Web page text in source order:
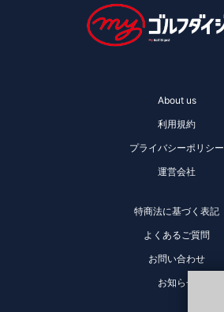
About us
利用規約
プライバシーポリシー
運営会社
特商法に基づく表記
よくあるご質問
お問い合わせ
お知らせ